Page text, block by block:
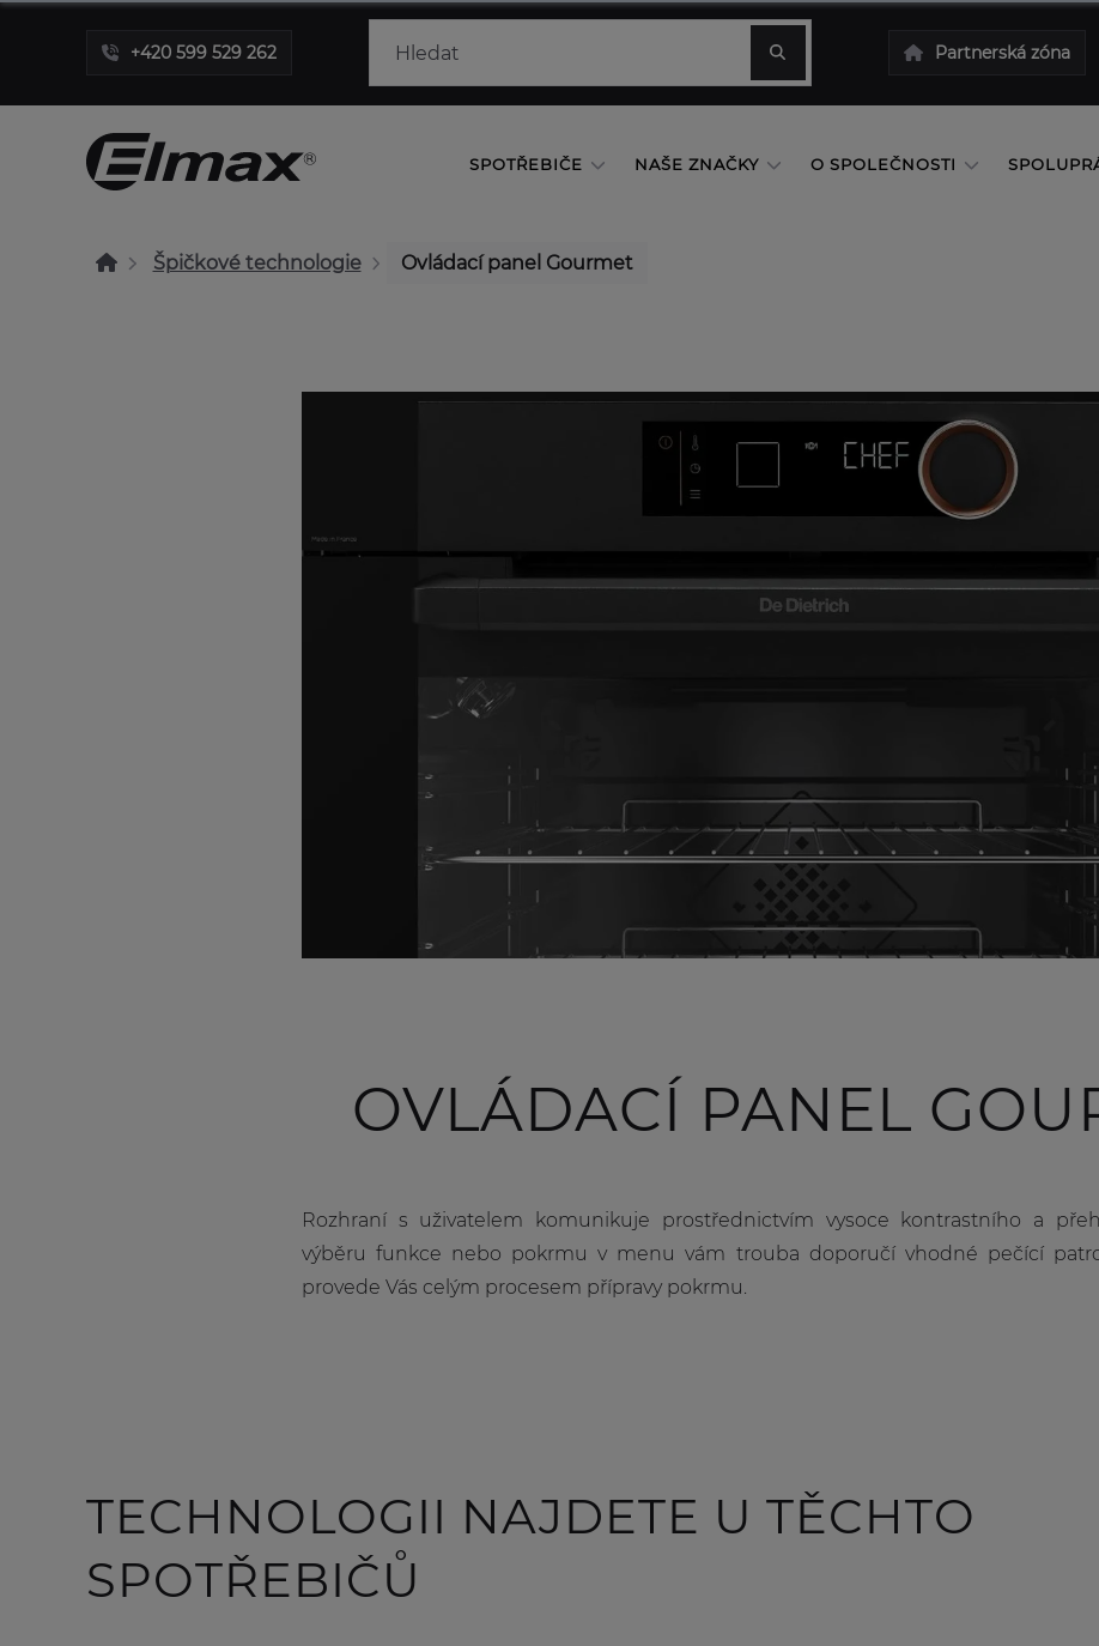
+420 599 529 262 Partnerská zóna
SPOTŘEBIČE NAŠE ZNAČKY O SPOLEČNOSTI
Špičkové technologie Ovládací panel Gourmet
OVLÁDACÍ PANEL
Rozhraní s uživatelem komunikuje prostřednictvím vysoce kontrastního a
výběru funkce nebo pokrmu v menu vám trouba doporučí vhodné pečící
provede Vás celým procesem přípravy pokrmu.
TECHNOLOGII NAJDETE U TĚCHTO
SPOTŘEBIČŮ